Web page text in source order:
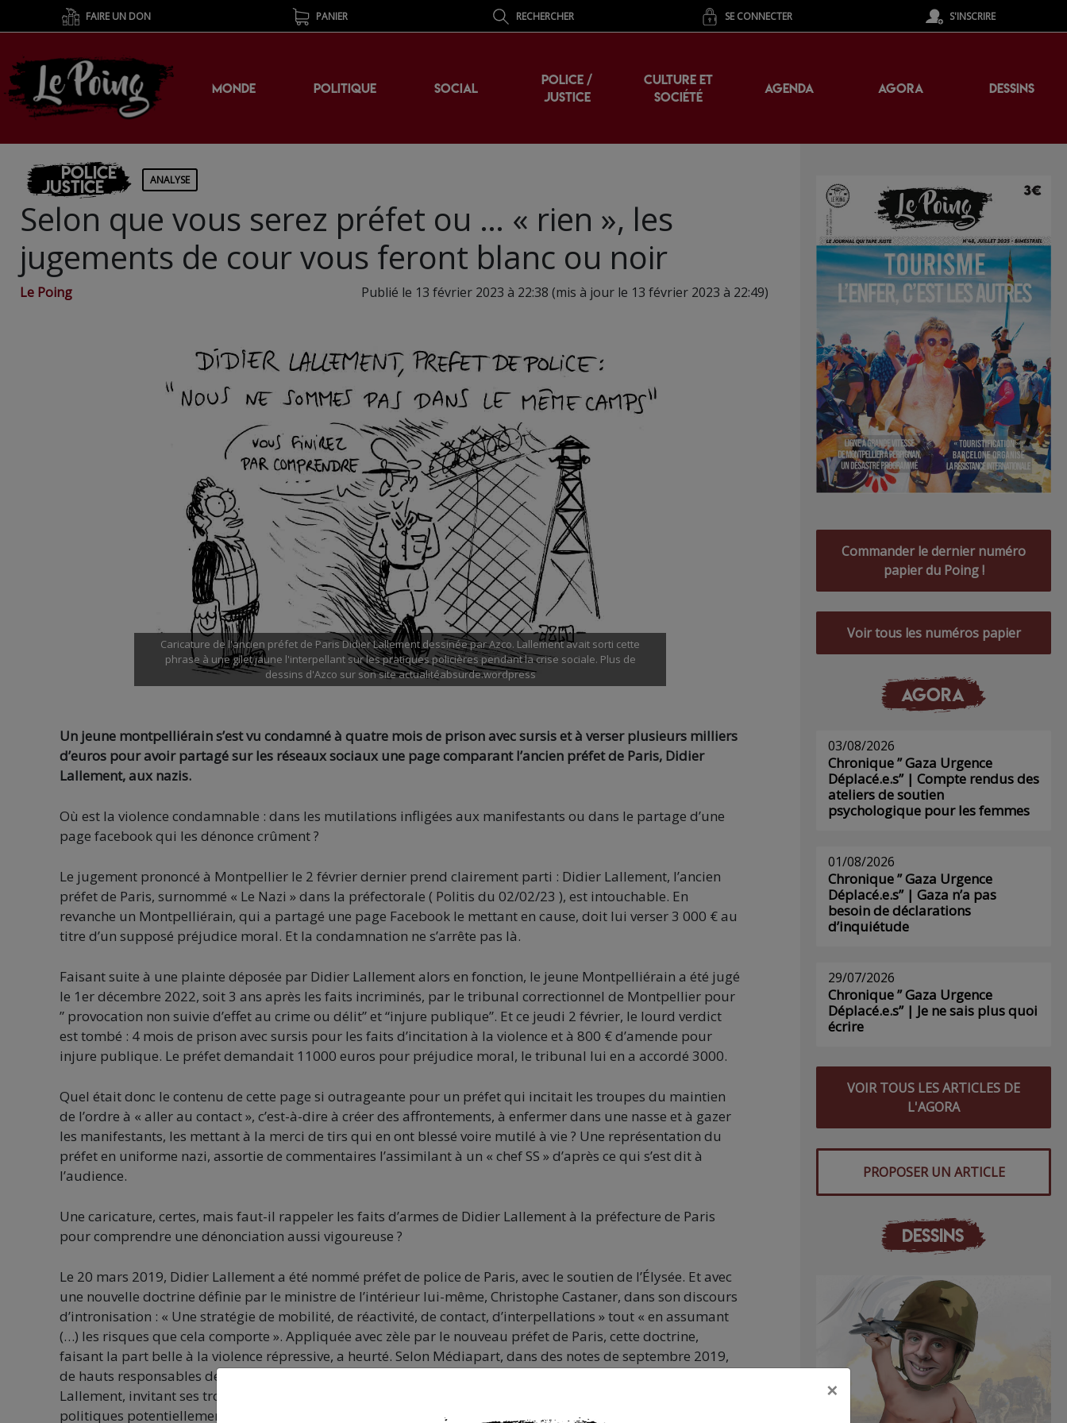
FAIRE UN DON PANIER RECHERCHER SE CONNECTER S'INSCRIRE
MONDE POLITIQUE SOCIAL
POLICE /
JUSTICE
CULTURE ET
SOCIÉTÉ
AGENDA AGORA DESSINS
Police
Justice ANALYSE
Selon que vous serez préfet ou … « rien », les
jugements de cour vous feront blanc ou noir
Le Poing Publié le 13 février 2023 à 22:38 (mis à jour le 13 février 2023 à 22:49)
Caricature de l'ancien préfet de Paris Didier Lallement dessinée par Azco. Lallement avait sorti cette
phrase à une gilet jaune l'interpellant sur les pratiques policières pendant la crise sociale. Plus de
dessins d'Azco sur son site actualitéabsurde.wordpress
Un jeune montpelliérain s’est vu condamné à quatre mois de prison avec sursis et à verser plusieurs milliers
d’euros pour avoir partagé sur les réseaux sociaux une page comparant l’ancien préfet de Paris, Didier
Lallement, aux nazis.
Où est la violence condamnable : dans les mutilations infligées aux manifestants ou dans le partage d’une
page facebook qui les dénonce crûment ?
Le jugement prononcé à Montpellier le 2 février dernier prend clairement parti : Didier Lallement, l’ancien
préfet de Paris, surnommé « Le Nazi » dans la préfectorale ( Politis du 02/02/23 ), est intouchable. En
revanche un Montpelliérain, qui a partagé une page Facebook le mettant en cause, doit lui verser 3 000 € au
titre d’un supposé préjudice moral. Et la condamnation ne s’arrête pas là.
Faisant suite à une plainte déposée par Didier Lallement alors en fonction, le jeune Montpelliérain a été jugé
le 1er décembre 2022, soit 3 ans après les faits incriminés, par le tribunal correctionnel de Montpellier pour
” provocation non suivie d’effet au crime ou délit” et “injure publique”. Et ce jeudi 2 février, le lourd verdict
est tombé : 4 mois de prison avec sursis pour les faits d’incitation à la violence et à 800 € d’amende pour
injure publique. Le préfet demandait 11000 euros pour préjudice moral, le tribunal lui en a accordé 3000.
Quel était donc le contenu de cette page si outrageante pour un préfet qui incitait les troupes du maintien
de l’ordre à « aller au contact », c’est-à-dire à créer des affrontements, à enfermer dans une nasse et à gazer
les manifestants, les mettant à la merci de tirs qui en ont blessé voire mutilé à vie ? Une représentation du
préfet en uniforme nazi, assortie de commentaires l’assimilant à un « chef SS » d’après ce qui s’est dit à
l’audience.
Une caricature, certes, mais faut-il rappeler les faits d’armes de Didier Lallement à la préfecture de Paris
pour comprendre une dénonciation aussi vigoureuse ?
Le 20 mars 2019, Didier Lallement a été nommé préfet de police de Paris, avec le soutien de l’Élysée. Et avec
une nouvelle doctrine définie par le ministre de l’intérieur lui-même, Christophe Castaner, dans son discours
d’intronisation : « Une stratégie de mobilité, de réactivité, de contact, d’interpellations » tout « en assumant
(…) les risques que cela comporte ». Appliquée avec zèle par le nouveau préfet de Paris, cette doctrine,
faisant la part belle à la violence répressive, a heurté. Selon Médiapart, dans des notes de septembre 2019,
de hauts responsables de la gendarmerie en charge du maintien de l’ordre jugent les pratiques du préfet
Lallement, invitant ses troupes à « impacter » les manifestants, « légalement douteuses et aux conséquences
politiques potentiellement néfastes ».
Commander le dernier numéro
papier du Poing !
Voir tous les numéros papier
AGORA
03/08/2026
Chronique ” Gaza Urgence
Déplacé.e.s” | Compte rendus des
ateliers de soutien
psychologique pour les femmes
01/08/2026
Chronique ” Gaza Urgence
Déplacé.e.s” | Gaza n’a pas
besoin de déclarations
d’inquiétude
29/07/2026
Chronique ” Gaza Urgence
Déplacé.e.s” | Je ne sais plus quoi
écrire
VOIR TOUS LES ARTICLES DE
L'AGORA
PROPOSER UN ARTICLE
DESSINS
×